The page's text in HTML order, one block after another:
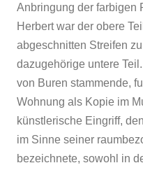
Anbringung der farbigen
Herbert war der obere
abgeschnitten Streifen
dazugehörige untere
von Buren stammende,
Wohnung als Kopie im
künstlerische Eingriff,
im Sinne seiner
bezeichnete, sowohl in